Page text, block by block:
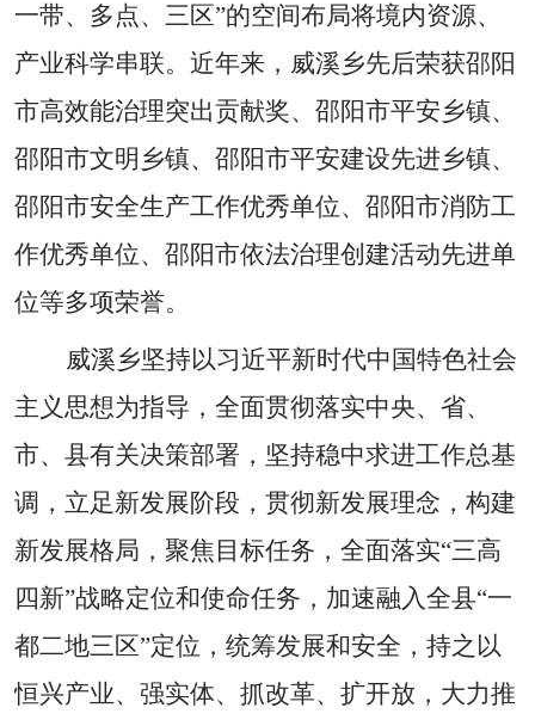
一带、多点、三区”的空间布局将境内资源、
产业科学串联。近年来，威溪乡先后荣获邵阳
市高效能治理突出贡献奖、邵阳市平安乡镇、
邵阳市文明乡镇、邵阳市平安建设先进乡镇、
邵阳市安全生产工作优秀单位、邵阳市消防工
作优秀单位、邵阳市依法治理创建活动先进单
位等多项荣誉。
威溪乡坚持以习近平新时代中国特色社会
主义思想为指导，全面贯彻落实中央、省、
市、县有关决策部署，坚持稳中求进工作总基
调，立足新发展阶段，贯彻新发展理念，构建
新发展格局，聚焦目标任务，全面落实“三高
四新”战略定位和使命任务，加速融入全县“一
都二地三区”定位，统筹发展和安全，持之以
恒兴产业、强实体、抓改革、扩开放，大力推